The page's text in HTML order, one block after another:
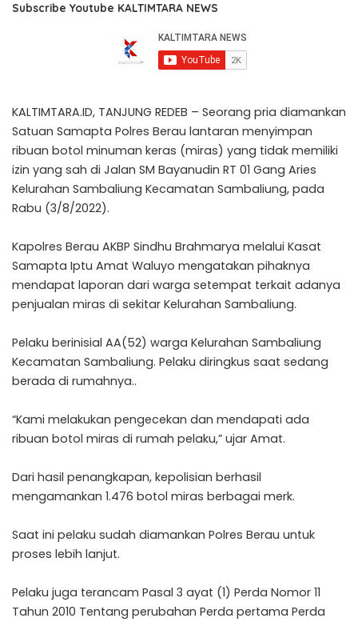
Subscribe Youtube KALTIMTARA NEWS
KALTIMTARA.ID, TANJUNG REDEB – Seorang pria diamankan
Satuan Samapta Polres Berau lantaran menyimpan
ribuan botol minuman keras (miras) yang tidak memiliki
izin yang sah di Jalan SM Bayanudin RT 01 Gang Aries
Kelurahan Sambaliung Kecamatan Sambaliung, pada
Rabu (3/8/2022).
Kapolres Berau AKBP Sindhu Brahmarya melalui Kasat
Samapta Iptu Amat Waluyo mengatakan pihaknya
mendapat laporan dari warga setempat terkait adanya
penjualan miras di sekitar Kelurahan Sambaliung.
Pelaku berinisial AA(52) warga Kelurahan Sambaliung
Kecamatan Sambaliung. Pelaku diringkus saat sedang
berada di rumahnya..
“Kami melakukan pengecekan dan mendapati ada
ribuan botol miras di rumah pelaku,” ujar Amat.
Dari hasil penangkapan, kepolisian berhasil
mengamankan 1.476 botol miras berbagai merk.
Saat ini pelaku sudah diamankan Polres Berau untuk
proses lebih lanjut.
Pelaku juga terancam Pasal 3 ayat (1) Perda Nomor 11
Tahun 2010 Tentang perubahan Perda pertama Perda